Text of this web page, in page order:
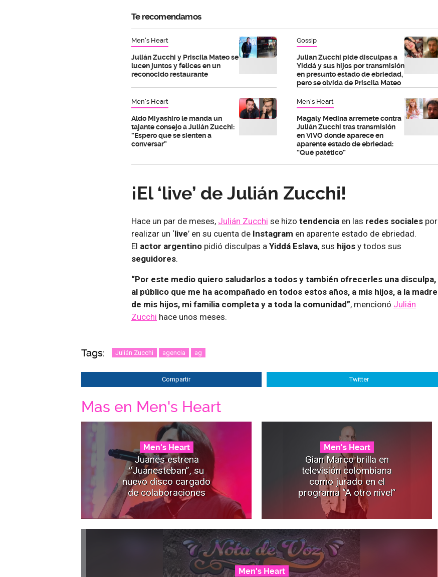
Te recomendamos
Men's Heart
Julián Zucchi y Priscila Mateo se
lucen juntos y felices en un
reconocido restaurante
Gossip
Julian Zucchi pide disculpas a
Yiddá y sus hijos por transmisión
en presunto estado de ebriedad,
pero se olvida de Priscila Mateo
Men's Heart
Aldo Miyashiro le manda un
tajante consejo a Julián Zucchi:
“Espero que se sienten a
conversar”
Men's Heart
Magaly Medina arremete contra
Julián Zucchi tras transmisión
en VIVO donde aparece en
aparente estado de ebriedad:
“Qué patético”
¡El ‘live’ de Julián Zucchi!
Hace un par de meses, Julián Zucchi se hizo tendencia en las redes sociales por
realizar un ‘live’ en su cuenta de Instagram en aparente estado de ebriedad.
El actor argentino pidió disculpas a Yiddá Eslava, sus hijos y todos sus
seguidores.
“Por este medio quiero saludarlos a todos y también ofrecerles una disculpa,
al público que me ha acompañado en todos estos años, a mis hijos, a la madre
de mis hijos, mi familia completa y a toda la comunidad”, mencionó Julián
Zucchi hace unos meses.
Tags: Julián Zucchi agencia ag
Compartir Twitter
Mas en Men's Heart
Men's Heart
Juanes estrena
“Juanesteban”, su
nuevo disco cargado
de colaboraciones
Men's Heart
Gian Marco brilla en
televisión colombiana
como jurado en el
programa “A otro nivel”
Men's Heart